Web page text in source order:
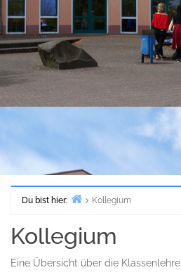
Du bist hier:
Kollegium
Kollegium
Eine Übersicht über die